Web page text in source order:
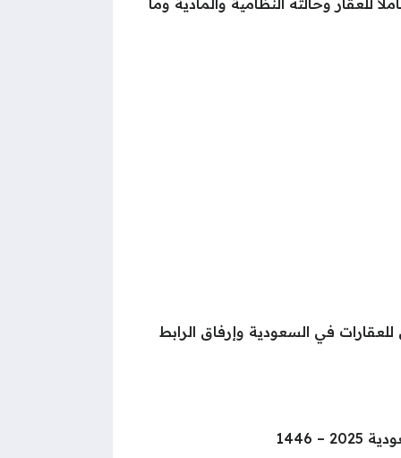
في السعودية وإرفاق الرابط
1446